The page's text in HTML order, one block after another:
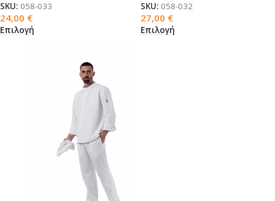
SKU: 058-033
24,00 €
Επιλογή
SKU: 058-032
27,00 €
Επιλογή